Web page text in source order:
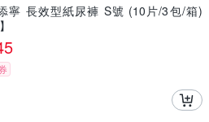
寧 長效型紙尿褲 S號 (10片/3包/箱)